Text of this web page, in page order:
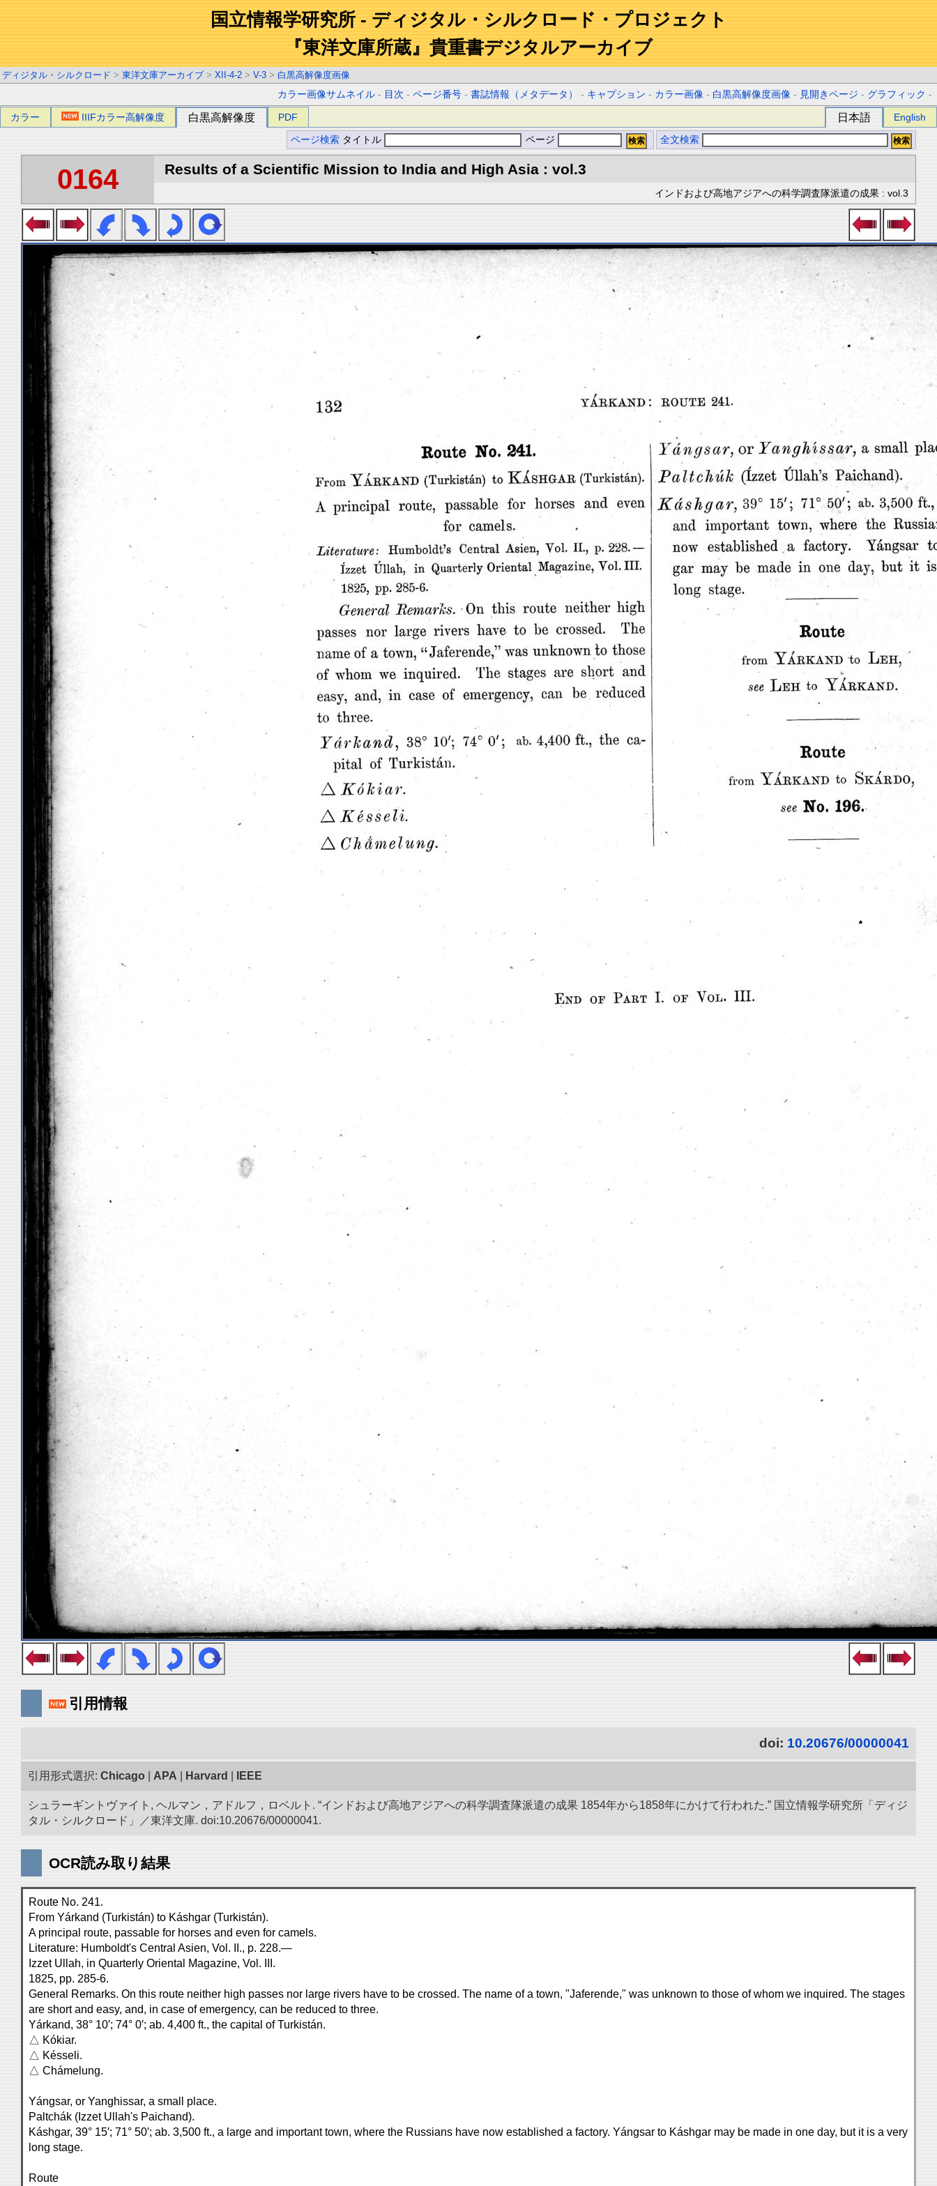
国立情報学研究所 - ディジタル・シルクロード・プロジェクト
『東洋文庫所蔵』貴重書デジタルアーカイブ
ディジタル・シルクロード > 東洋文庫アーカイブ > XII-4-2 > V-3 > 白黒高解像度画像
カラー画像サムネイル - 目次 -ページ番号 -書誌情報（メタデータ） - キャプション - カラー画像 - 白黒高解像度画像 - 見開きページ - グラフィック -
カラー IIIFカラー高解像度 白黒高解像度 PDF 日本語 English
ページ検索 タイトル ページ 全文検索
0164 Results of a Scientific Mission to India and High Asia : vol.3
インドおよび高地アジアへの科学調査隊派遣の成果 : vol.3
引用情報
doi: 10.20676/00000041
引用形式選択: Chicago APA Harvard IEEE
シュラーギントヴァイト, ヘルマン，アドルフ，ロベルト. “インドおよび高地アジアへの科学調査隊派遣の成果 1854年から1858年にかけて行われた.” 国立情報学研究所「ディジ
タル・シルクロード」／東洋文庫. doi:10.20676/00000041.
OCR読み取り結果
Route No. 241.
From Yárkand (Turkistán) to Káshgar (Turkistán).
A principal route, passable for horses and even for camels.
Literature: Humboldt's Central Asien, Vol. II., p. 228.—
Izzet Ullah, in Quarterly Oriental Magazine, Vol. III.
1825, pp. 285-6.
General Remarks. On this route neither high passes nor large rivers have to be crossed. The name of a town, "Jaferende," was unknown to those of whom we inquired. The stages
are short and easy, and, in case of emergency, can be reduced to three.
Yárkand, 38° 10′; 74° 0′; ab. 4,400 ft., the capital of Turkistán.
△ Kókiar.
△ Késseli.
△ Chámelung.
Yángsar, or Yanghissar, a small place.
Paltchák (Izzet Ullah's Paichand).
Káshgar, 39° 15′; 71° 50′; ab. 3,500 ft., a large and important town, where the Russians have now established a factory. Yángsar to Káshgar may be made in one day, but it is a very
long stage.
Route